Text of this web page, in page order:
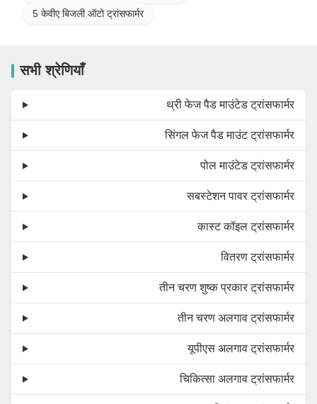
5 केवीए बिजली ऑटो ट्रांसफार्मर
सभी श्रेणियाँ
थ्री फेज पैड माउंटेड ट्रांसफार्मर
सिंगल फेज पैड माउंट ट्रांसफार्मर
पोल माउंटेड ट्रांसफार्मर
सबस्टेशन पावर ट्रांसफार्मर
कास्ट कॉइल ट्रांसफार्मर
वितरण ट्रांसफार्मर
तीन चरण शुष्क प्रकार ट्रांसफार्मर
तीन चरण अलगाव ट्रांसफार्मर
यूपीएस अलगाव ट्रांसफार्मर
चिकित्सा अलगाव ट्रांसफार्मर